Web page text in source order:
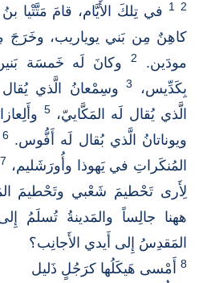
2
1 في تِلكَ الأَيَّام، قامَ مَتَّتْيا
كاهِنٌ مِن بَني يوياريب، وخَرَجَ
مودَين.
2وكانَ لَه خَمسَة
بِكَدِّيس،
3وسِمْعانُ الَّذي
الَّذي يُقال لَه المَكَّاييّ،5
ويوناتانُ الَّذي بُقال لَه أَفُّوس. 6
المُنكَراتِ في يَهوذا وأُورَشَليم، 7
لِأَرى تَحْطيمَ شَعْبي وتَحْطيمَ
ههنا جالِساً والمَدينةُ تُسلَمُ
المَقدِسُ إِلى أَيدي الأَجانِب؟
8 أَمْسى هَيكَلُها كرَجُلٍ ذَليل